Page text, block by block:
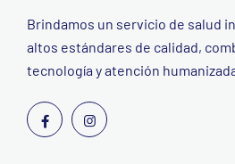
Brindamos un servicio de salud
altos estándares de calidad,
tecnología y atención